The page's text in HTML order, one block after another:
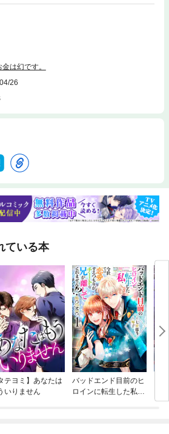
うに大切なこととは何かに気がつかせてくれ
かないときこそ、あたりまえに徹する●身の
けでは人生の綱引きに勝てない●明るい心
●重い荷物ほど下ろしたときの喜びは大きい●
は幻です。
26
ている本
テヨミ】あなたは
いりません
バッドエンド目前のヒ
ロインに転生した私、